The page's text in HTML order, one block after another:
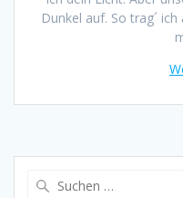
Dunkel auf. So trag´